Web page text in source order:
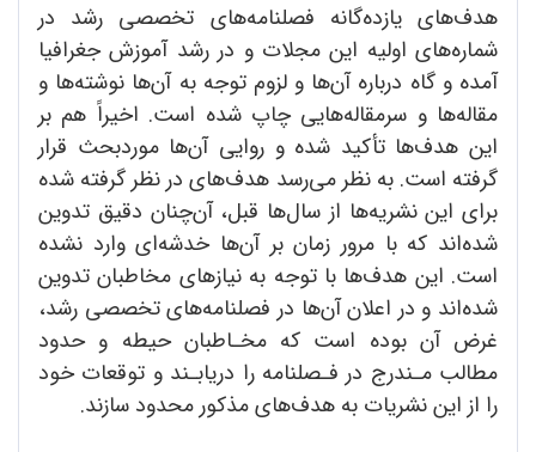
هدف‌های یازده‌گانه فصلنامه‌های تخصصی رشد در
شماره‌های اولیه این مجلات و در رشد آموزش جغرافیا
آمده و گاه درباره آن‌ها و لزوم توجه به آن‌ها نوشته‌ها و
مقاله‌ها و سرمقاله‌هایی چاپ شده است. اخیراً هم بر
این هدف‌ها تأکید شده و روایی آن‌ها موردبحث قرار
گرفته است. به نظر می‌رسد هدف‌های در نظر گرفته شده
برای این نشریه‌ها از سال‌ها قبل، آن‌چنان دقیق تدوین
شده‌اند که با مرور زمان بر آن‌ها خدشه‌ای وارد نشده
است. این هدف‌ها با توجه به نیازهای مخاطبان تدوین
شده‌اند و در اعلان آن‌ها در فصلنامه‌های تخصصی رشد،
غرض آن بوده است که مخـاطبان حیطه و حدود
مطالب مـندرج در فـصلنامه را دریابـند و توقعات خود
را از این نشریات به هدف‌های مذکور محدود سازند.